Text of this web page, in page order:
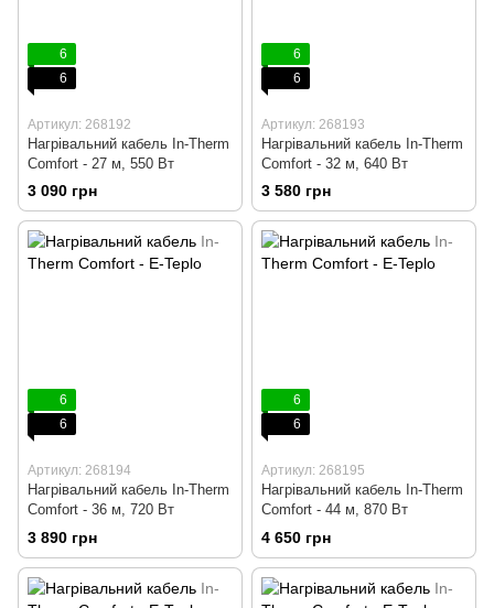
6
6
Артикул: 268192
Нагрівальний кабель In-Therm
Comfort - 27 м, 550 Вт
3 090 грн
6
6
Артикул: 268193
Нагрівальний кабель In-Therm
Comfort - 32 м, 640 Вт
3 580 грн
6
6
Артикул: 268194
Нагрівальний кабель In-Therm
Comfort - 36 м, 720 Вт
3 890 грн
6
6
Артикул: 268195
Нагрівальний кабель In-Therm
Comfort - 44 м, 870 Вт
4 650 грн